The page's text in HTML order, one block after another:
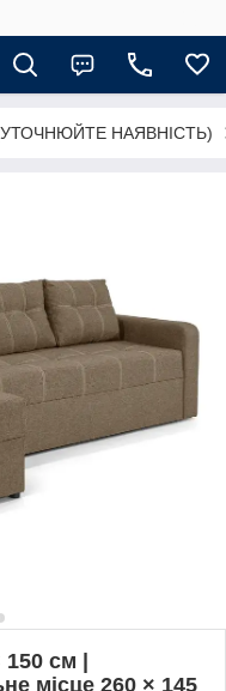
НАЯВНІСТЬ)
150 см |
місце 260 × 145